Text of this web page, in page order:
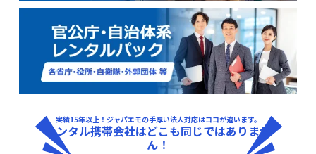
実績15年以上！ジャパエモの手厚い法人対応はココが違います。
レンタル携帯会社はどこも同じではありませ
ん！